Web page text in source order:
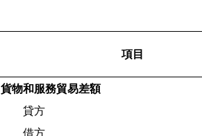
項目
貨物和服務貿易差額
貸方
借方